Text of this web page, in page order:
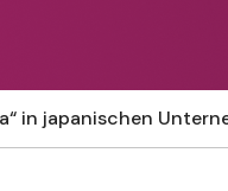
in japanischen